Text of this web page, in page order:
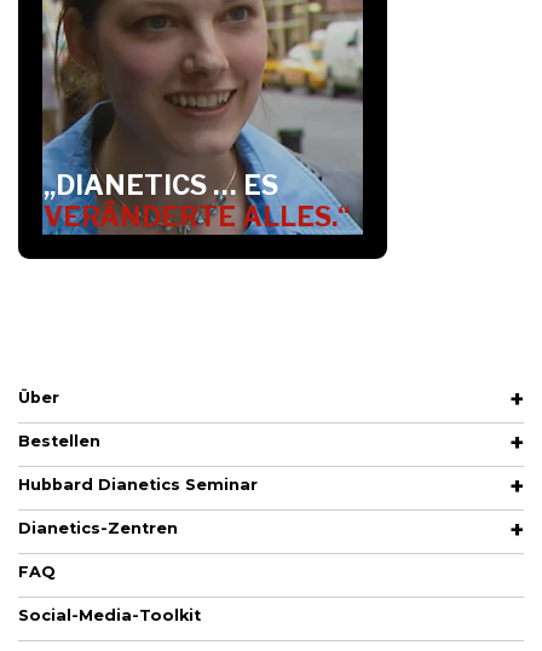
„DIANETICS … ES
VERÄNDERTE ALLES.“
Über
Bestellen
Hubbard Dianetics Seminar
Dianetics-Zentren
FAQ
Social-Media-Toolkit